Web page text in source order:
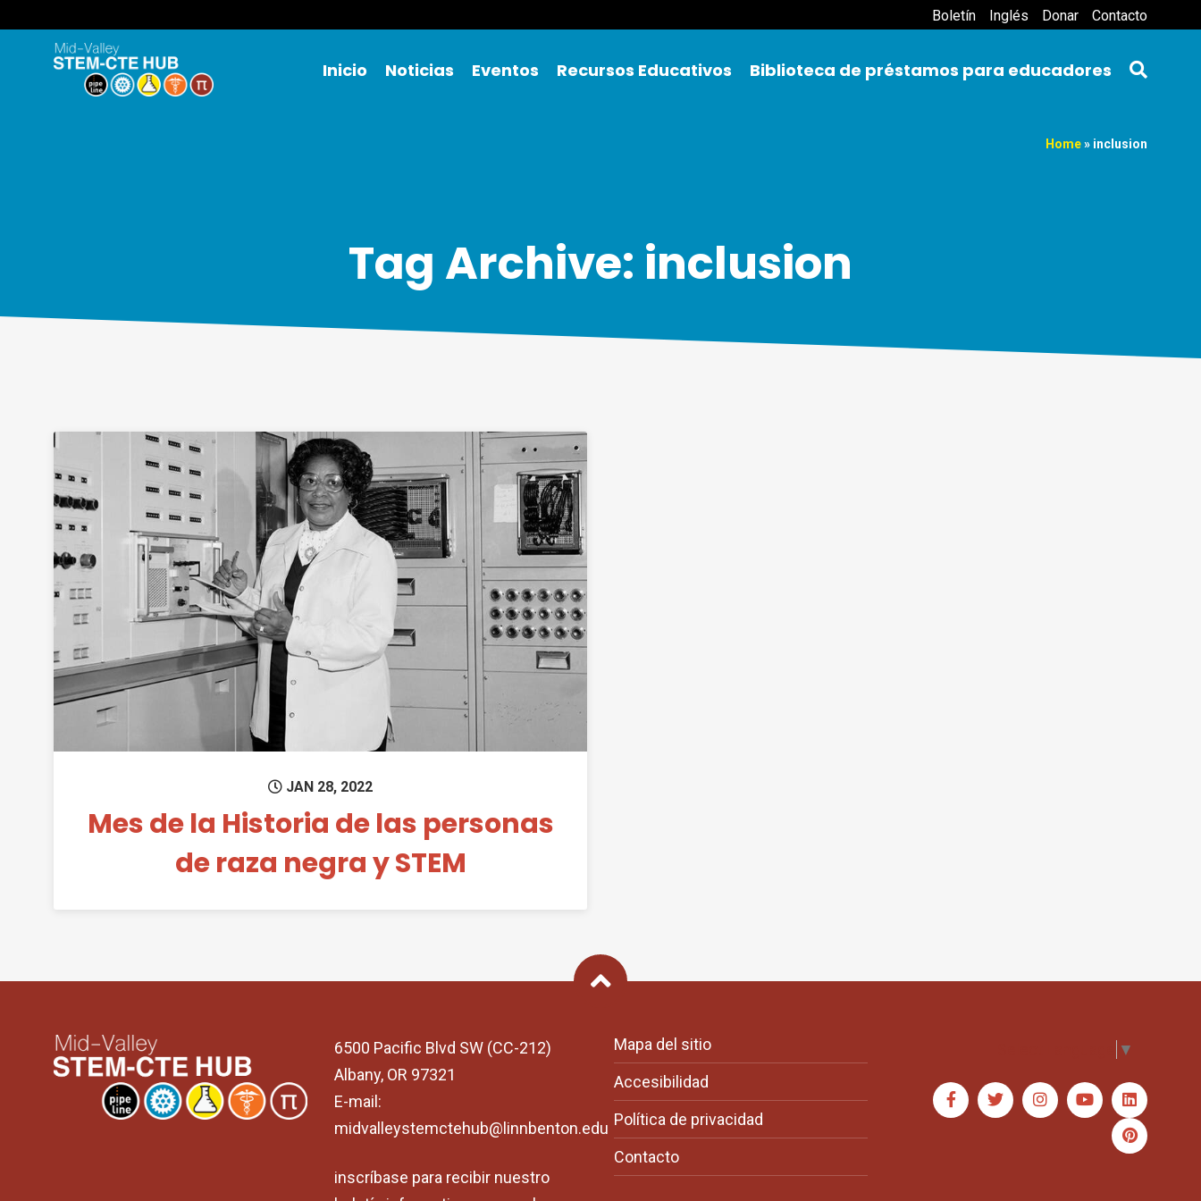
Boletín Inglés Donar Contacto
Inicio Noticias Eventos Recursos Educativos Biblioteca de préstamos para educadores
Home» inclusion
Tag Archive: inclusion
Permanent Link to Mes de la Historia de las personas de raza negra y STEM
JAN 28, 2022
Mes de la Historia de las personas
de raza negra y STEM
Back To Top
6500 Pacific Blvd SW (CC-212)
Albany, OR 97321
E-mail:
midvalleystemctehub@linnbenton.edu
inscríbase para recibir nuestro
Mapa del sitio
Accesibilidad
Política de privacidad
Contacto
▼